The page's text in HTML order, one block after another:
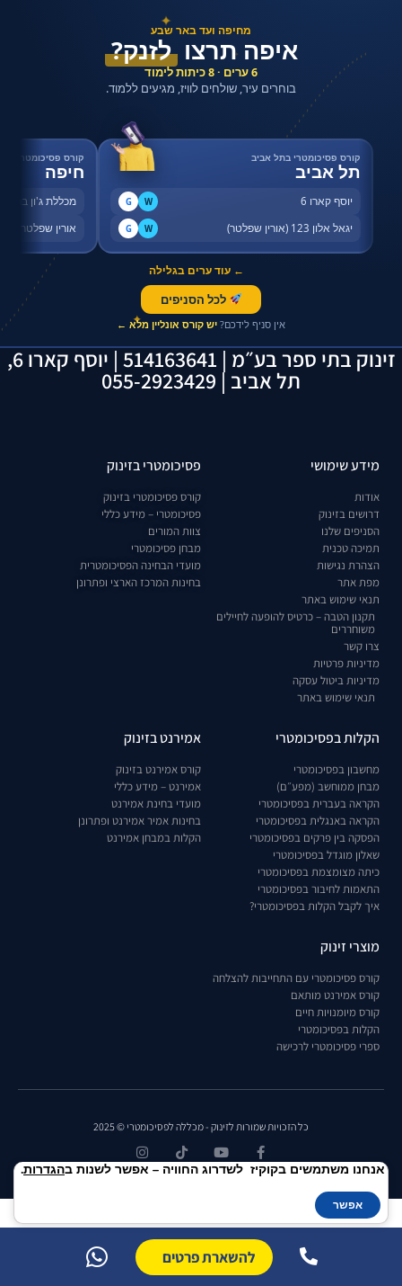
✦
✦
✦
מחיפה ועד באר שבע
איפה תרצולזנק?
6 ערים · 8 כיתות לימוד
בוחרים עיר, שולחים לוויז, מגיעים ללמוד.
קורס פסיכומטרי בתל אביב
תל אביב
יוסף קארו 6 W
G
יגאל אלון 123 (אורין שפלטר) W
G
קורס פסיכומטרי
חיפה
מכללת ג'ון
אורין שפלטר,
← עוד ערים בגלילה
לכל הסניפים
אין סניף לידכם? יש קורס אונליין מלא ←
זינוק בתי ספר בע״מ | 514163641 | יוסף קארו 6,
תל אביב | 055-2923429
מידע שימושי
אודות
דרושים בזינוק
הסניפים שלנו
תמיכה טכנית
הצהרת נגישות
מפת אתר
תנאי שימוש באתר
תקנון הטבה – כרטיס להופעה לחיילים
משוחררים
צרו קשר
מדיניות פרטיות
מדיניות ביטול עסקה
תנאי שימוש באתר
פסיכומטרי בזינוק
קורס פסיכומטרי בזינוק
פסיכומטרי – מידע כללי
צוות המורים
מבחן פסיכומטרי
מועדי הבחינה הפסיכומטרית
בחינות המרכז הארצי ופתרונן
הקלות בפסיכומטרי
מחשבון בפסיכומטרי
מבחן ממוחשב (מפע״ם)
הקראה בעברית בפסיכומטרי
הקראה באנגלית בפסיכומטרי
הפסקה בין פרקים בפסיכומטרי
שאלון מוגדל בפסיכומטרי
כיתה מצומצמת בפסיכומטרי
התאמות לחיבור בפסיכומטרי
איך לקבל הקלות בפסיכומטרי?
אמירנט בזינוק
קורס אמירנט בזינוק
אמירנט – מידע כללי
מועדי בחינת אמירנט
בחינות אמיר אמירנט ופתרונן
הקלות במבחן אמירנט
מוצרי זינוק
קורס פסיכומטרי עם התחייבות להצלחה
קורס אמירנט מותאם
קורס מיומנויות חיים
הקלות בפסיכומטרי
ספרי פסיכומטרי לרכישה
כל הזכויות שמורות לזינוק - מכללה לפסיכומטרי © 2025
להשארת פרטים
אנחנו משתמשים בקוקיז לשדרוג החוויה – אפשר לשנות בהגדרות.
אפשר
זינוק בתי ספר בע"מ · ח.פ 514163641 · מדיניות ביטול עסקה